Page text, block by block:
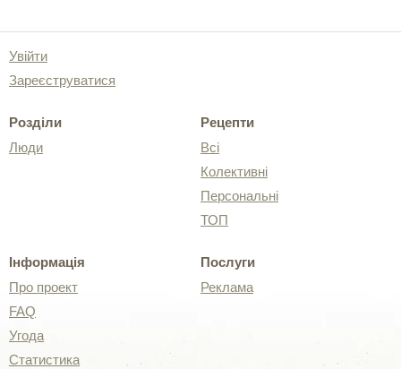
Увійти
Зареєструватися
Розділи
Люди
Рецепти
Всі
Колективні
Персональні
ТОП
Інформація
Про проект
FAQ
Угода
Статистика
Послуги
Реклама